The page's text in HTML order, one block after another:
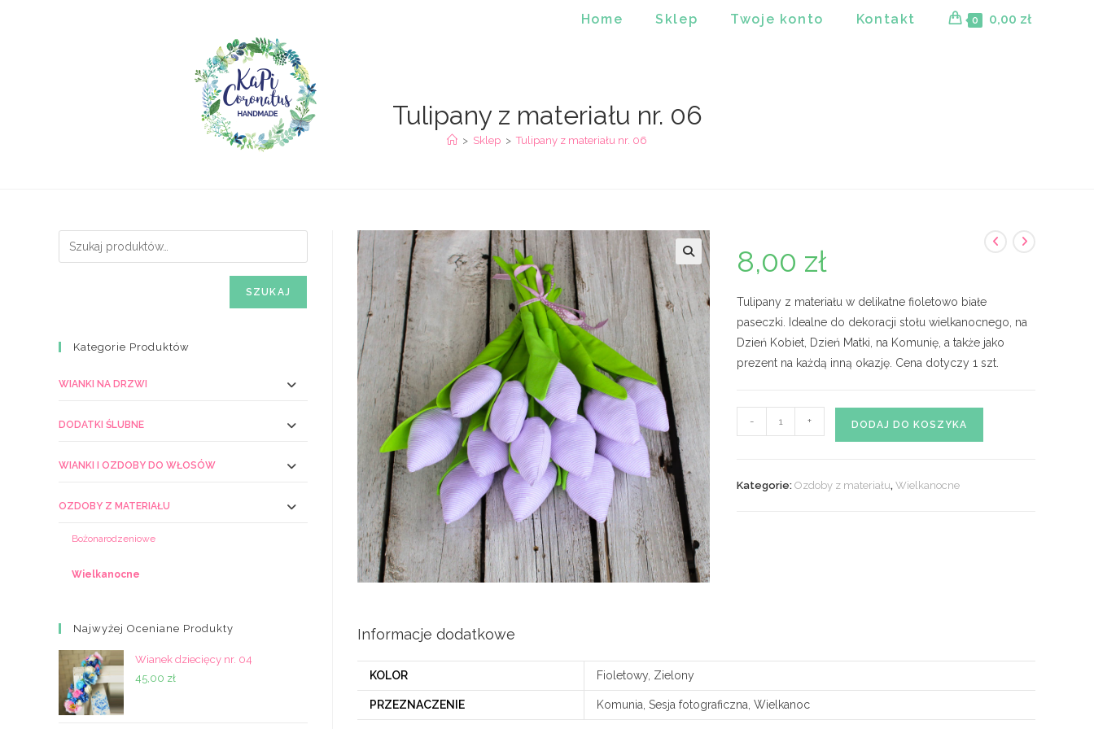
Home Sklep Twoje konto Kontakt 0 0,00 zł
Tulipany z materiału nr. 06
> Sklep > Tulipany z materiału nr. 06
8,00 zł
Tulipany z materiału w delikatne fioletowo białe
paseczki. Idealne do dekoracji stołu wielkanocnego, na
Dzień Kobiet, Dzień Matki, na Komunię, a także jako
prezent na każdą inną okazję. Cena dotyczy 1 szt.
Tulipany
- + DODAJ DO KOSZYKA
Kategorie:Ozdoby z materiału,Wielkanocne
Informacje dodatkowe
KOLOR Fioletowy, Zielony
PRZEZNACZENIE Komunia, Sesja fotograficzna, Wielkanoc
SZUKAJ
Kategorie Produktów
WIANKI NA DRZWI
DODATKI ŚLUBNE
WIANKI I OZDOBY DO WŁOSÓW
OZDOBY Z MATERIAŁU
Bożonarodzeniowe
Wielkanocne
Najwyżej Oceniane Produkty
Wianek dziecięcy nr. 04
45,00 zł